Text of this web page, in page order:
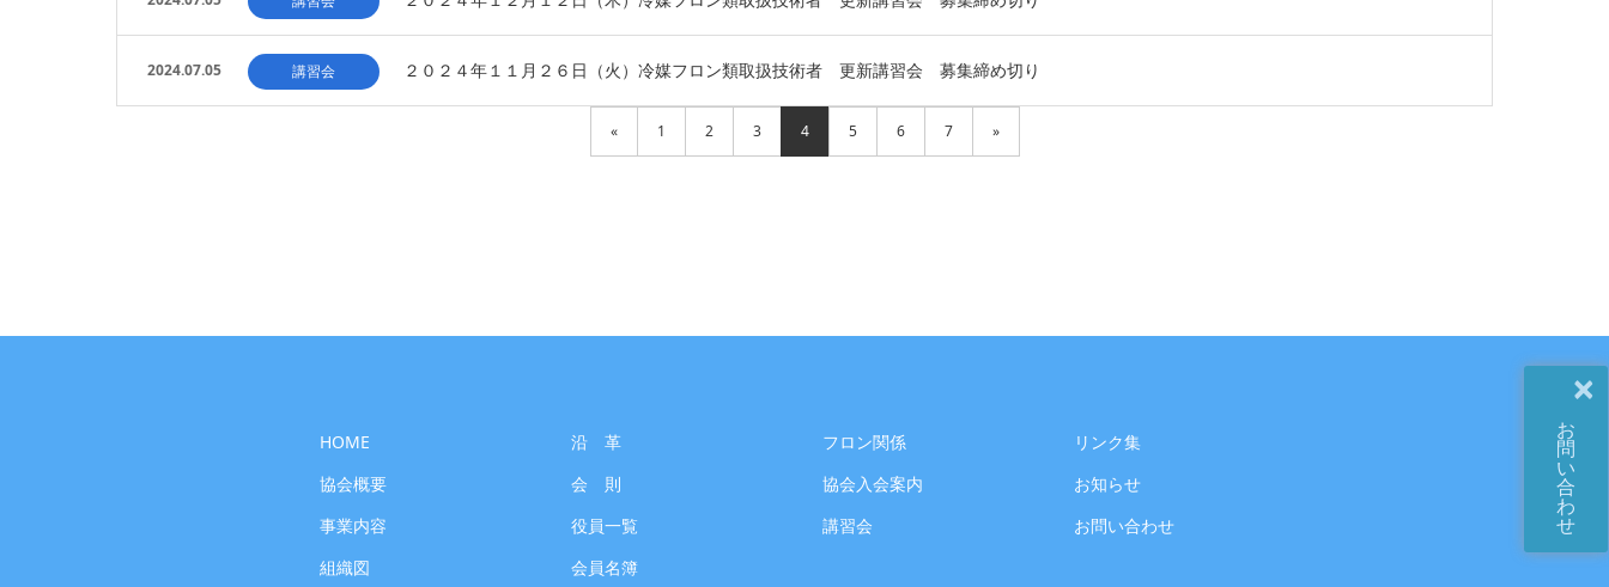
2024.07.05 講習会 ２０２４年１１月２６日（火）冷媒フロン類取扱技術者 更新講習会 募集締め切り
« 1 2 3 4 5 6 7 »
HOME
協会概要
事業内容
組織図
沿 革
会 則
役員一覧
会員名簿
フロン関係
協会入会案内
講習会
リンク集
お知らせ
お問い合わせ
×
お
問
い
合
わ
せ